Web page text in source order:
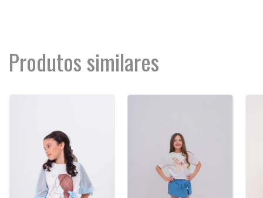
Produtos similares